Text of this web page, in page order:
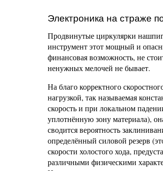
Электроника на страже
Продвинутые циркулярки
инструмент этот мощный и
финансовая возможность, не
ненужных мелочей не бывает.
На благо корректного
нагрузкой, так называемая
скорость и при локальном
уплотнённую зону материала),
сводится вероятность
определённый силовой резерв
скорости холостого хода,
различными физическими